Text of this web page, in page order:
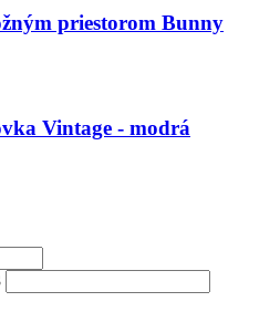
priestorom Bunny
Vintage - modrá